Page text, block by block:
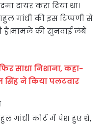
दायर करा दिया था।
गांधी की इस टिप्पणी से
है।मामले की सुनवाई लंबे
साधा निशाना, कहा-
सिंह ने किया पलटवार
गांधी कोर्ट में पेश हुए थे,